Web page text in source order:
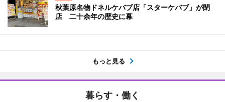
秋葉原名物ドネルケバブ店「スターケバブ」が閉
店 二十余年の歴史に幕
もっと見る
暮らす・働く